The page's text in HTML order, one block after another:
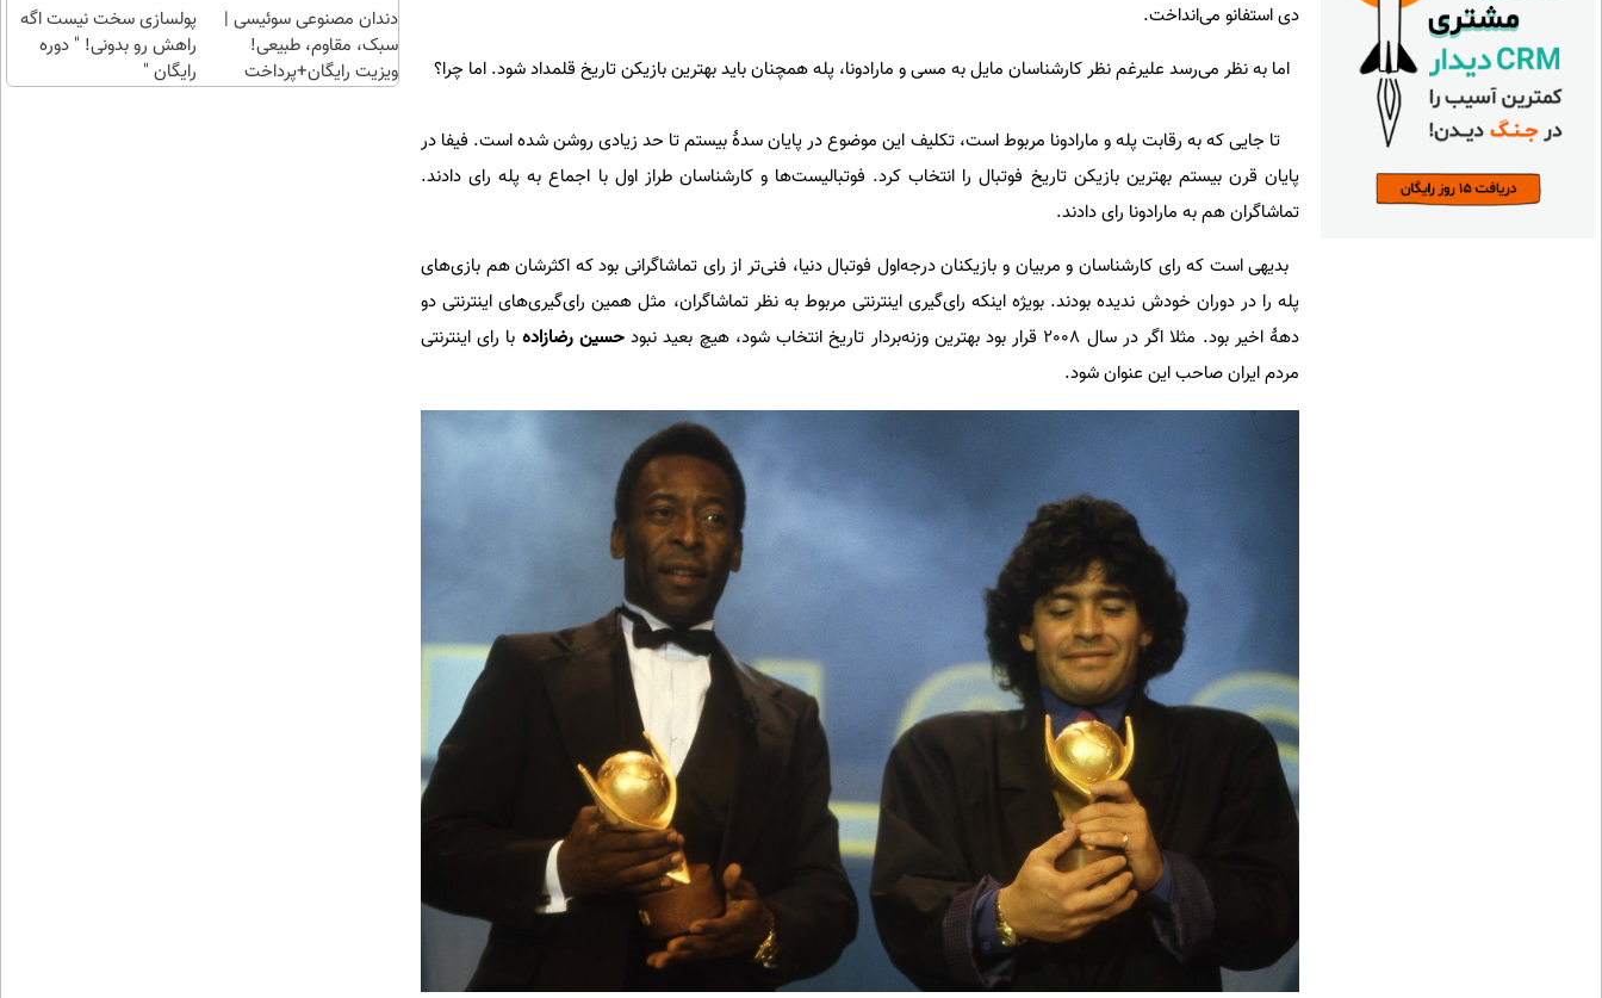
دی استفانو می‌انداخت.
اما به نظر می‌رسد علیرغم نظر کارشناسان مایل به مسی و مارادونا، پله همچنان باید بهترین بازیکن تاریخ قلمداد شود. اما چرا؟
تا جایی که به رقابت پله و مارادونا مربوط است، تکلیف این موضوع در پایان سدۀ بیستم تا حد زیادی روشن شده است. فیفا در
پایان قرن بیستم بهترین بازیکن تاریخ فوتبال را انتخاب کرد. فوتبالیست‌ها و کارشناسان طراز اول با اجماع به پله رای دادند.
تماشاگران هم به مارادونا رای دادند.
بدیهی است که رای کارشناسان و مربیان و بازیکنان درجه‌اول فوتبال دنیا، فنی‌تر از رای تماشاگرانی بود که اکثرشان هم بازی‌های
پله را در دوران خودش ندیده بودند. بویژه اینکه رای‌گیری اینترنتی مربوط به نظر تماشاگران، مثل همین رای‌گیری‌های اینترنتی دو
دهۀ اخیر بود. مثلا اگر در سال 2008 قرار بود بهترین وزنه‌بردار تاریخ انتخاب شود، هیچ بعید نبود
حسین رضازاده با رای اینترنتی
مردم ایران صاحب این عنوان شود.
چند
کلیک)
دندان مصنوعی سوئیسی |
سبک، مقاوم، طبیعی!
ویزیت رایگان+پرداخت
پولسازی سخت نیست اگه
راهش رو بدونی! " دوره
رایگان "